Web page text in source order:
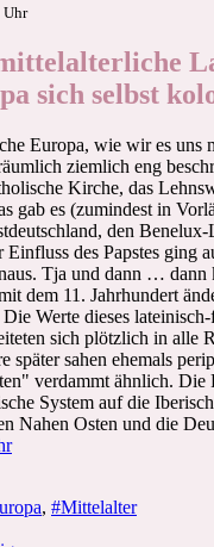
Uhr
sich selbst
Europa, wie wir es uns
ziemlich eng
Kirche, das
gab es (zumindest in
den Benelux-
des Papstes ging
Tja und dann … dann
dem 11. Jahrhundert
Werte dieses
sich plötzlich in alle
später sahen ehemals
verdammt ähnlich. Die
System auf die
Nahen Osten und die
, #Mittelalter